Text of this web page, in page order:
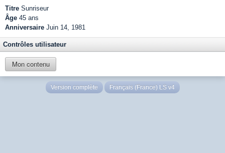
Titre Sunriseur
Âge 45 ans
Anniversaire Juin 14, 1981
Contrôles utilisateur
Mon contenu
Version complète Français (France) LS v4